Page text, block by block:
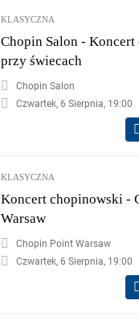
KLASYCZNA
Chopin Salon -
przy świecach
Chopin Salon
Czwartek, 6 Sierpnia, 19:00
KLASYCZNA
Koncert chopinowski -
Warsaw
Chopin Point Warsaw
Czwartek, 6 Sierpnia, 19:00